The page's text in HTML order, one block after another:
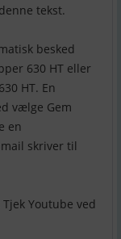
tekst.
besked
630 HT eller
HT. En
vælge Gem
en
skriver til
Youtube ved